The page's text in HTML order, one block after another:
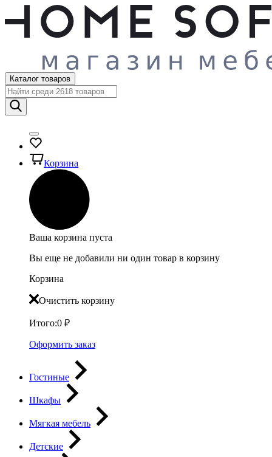
Каталог товаров
Корзина
Ваша корзина пуста
Вы еще не добавили ни один товар в корзину
Корзина
Очистить корзину
Итого:0 ₽
Оформить заказ
Гостиные
Шкафы
Мягкая мебель
Детские